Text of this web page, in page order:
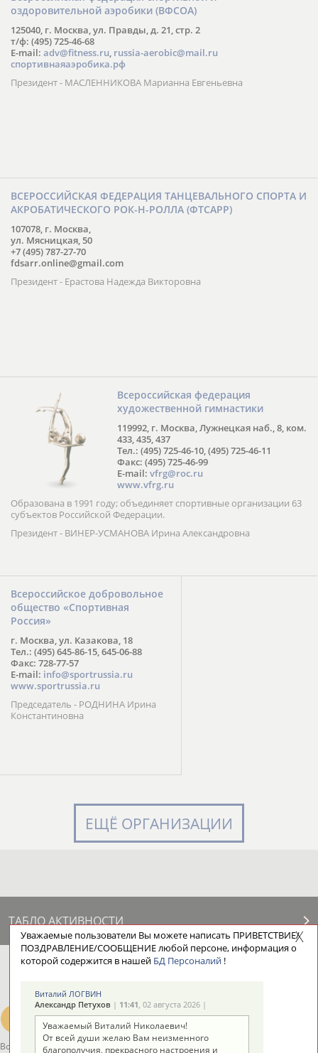
оздоровительной аэробики (ВФСОА)
125040, г. Москва, ул. Правды, д. 21, стр. 2
т/ф: (495) 725-46-68
E-mail: adv@fitness.ru, russia-aerobic@mail.ru
спортивнаяаэробика.рф
Президент - МАСЛЕННИКОВА Марианна Евгеньевна
ВСЕРОССИЙСКАЯ ФЕДЕРАЦИЯ ТАНЦЕВАЛЬНОГО СПОРТА И
АКРОБАТИЧЕСКОГО РОК-Н-РОЛЛА (ФТСАРР)
107078, г. Москва,
ул. Мясницкая, 50
+7 (495) 787-27-70
fdsarr.online@gmail.com
Президент - Ерастова Надежда Викторовна
Всероссийская федерация
художественной гимнастики
119992, г. Москва, Лужнецкая наб., 8, ком.
433, 435, 437
Тел.: (495) 725-46-10, (495) 725-46-11
Факс: (495) 725-46-99
E-mail: vfrg@roc.ru
www.vfrg.ru
Образована в 1991 году; объединяет спортивные организации 63
субъектов Российской Федерации.
Президент - ВИНЕР-УСМАНОВА Ирина Александровна
Всероссийское добровольное
общество «Спортивная
Россия»
г. Москва, ул. Казакова, 18
Тел.: (495) 645-86-15, 645-06-88
Факс: 728-77-57
E-mail: info@sportrussia.ru
www.sportrussia.ru
Председатель - РОДНИНА Ирина
Константиновна
ЕЩЁ ОРГАНИЗАЦИИ
ТАБЛО АКТИВНОСТИ
ЦЕЛИ ПРОЕКТА НАШИ КНОПКИ
Вопросы сотрудничества и совместной деятельности
Уважаемые пользователи Вы можете написать ПРИВЕТСТВИЕ/
ПОЗДРАВЛЕНИЕ/СООБЩЕНИЕ любой персоне, информация о
которой содержится в нашей БД Персоналий!
Виталий ЛОГВИН
Александр Петухов| 11:41, 02 августа 2026 |
Уважаемый Виталий Николаевич!
От всей души желаю Вам неизменного
благополучия, прекрасного настроения и